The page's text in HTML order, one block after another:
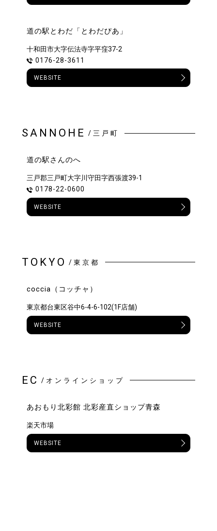
道の駅とわだ「とわだぴあ」
十和田市大字伝法寺字平窪37-2
0176-28-3611
WEBSITE
SANNOHE /三戸町
道の駅さんのへ
三戸郡三戸町大字川守田字西張渡39-1
0178-22-0600
WEBSITE
TOKYO /東京都
coccia（コッチャ）
東京都台東区谷中6-4-6-102(1F店舗)
WEBSITE
EC /オンラインショップ
あおもり北彩館 北彩産直ショップ青森
楽天市場
WEBSITE